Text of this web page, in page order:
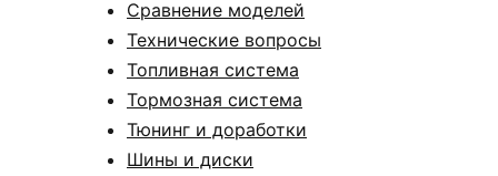
Сравнение моделей
Технические вопросы
Топливная система
Тормозная система
Тюнинг и доработки
Шины и диски